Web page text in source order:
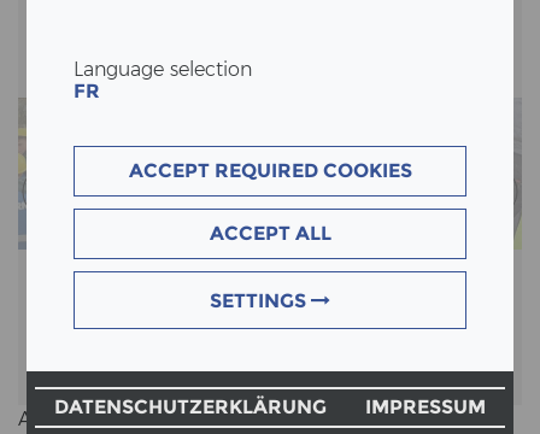
Language selection
FR
ACCEPT REQUIRED COOKIES
ACCEPT ALL
SETTINGS
DATENSCHUTZERKLÄRUNG IMPRESSUM
Am dies­jäh­ri­gen na­tio­na­len Zu­kunfts­tag durf­ten wir